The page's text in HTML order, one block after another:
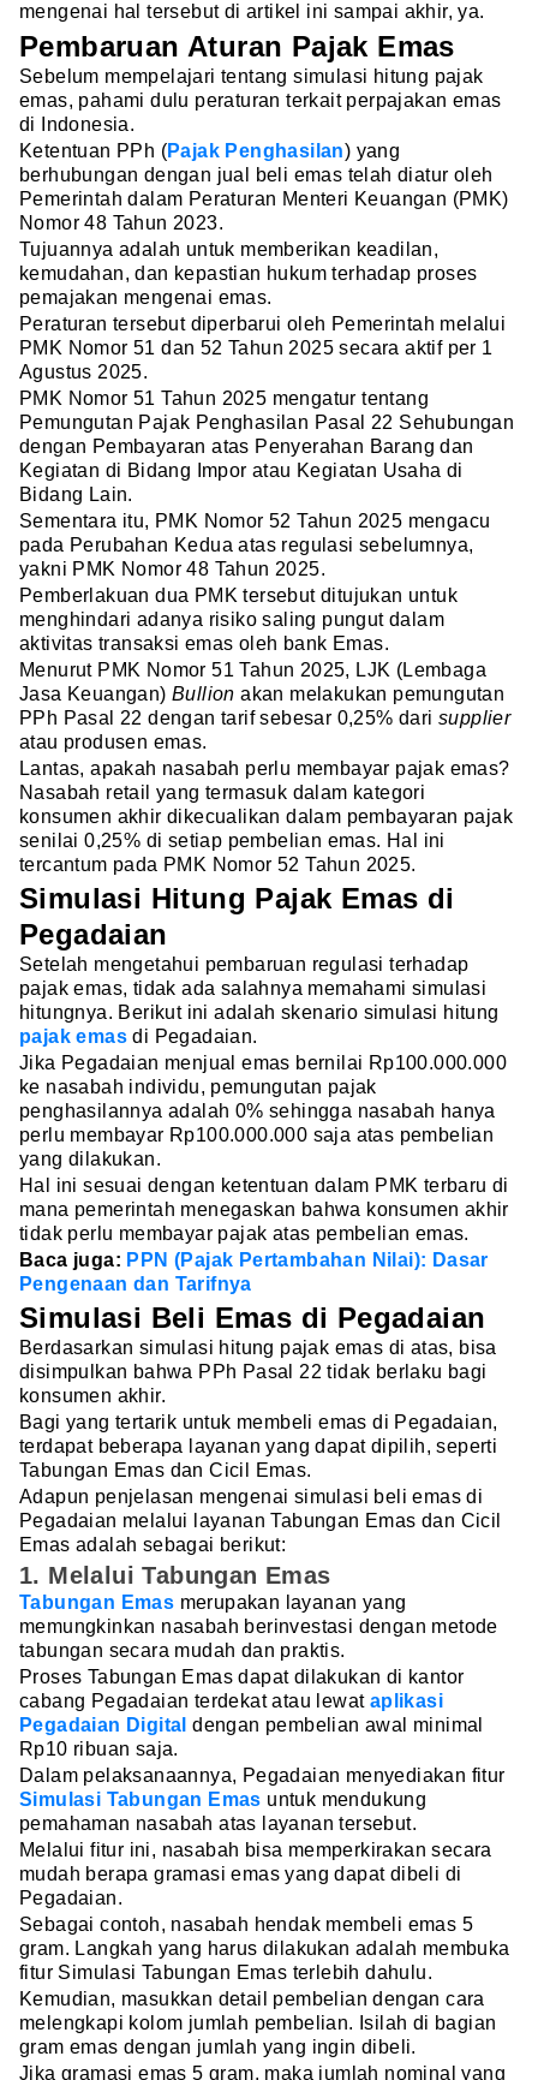
mengenai hal tersebut di artikel ini sampai akhir, ya.
Pembaruan Aturan Pajak Emas
Sebelum mempelajari tentang simulasi hitung pajak
emas, pahami dulu peraturan terkait perpajakan emas
di Indonesia.
Ketentuan PPh (Pajak Penghasilan) yang
berhubungan dengan jual beli emas telah diatur oleh
Pemerintah dalam Peraturan Menteri Keuangan (PMK)
Nomor 48 Tahun 2023.
Tujuannya adalah untuk memberikan keadilan,
kemudahan, dan kepastian hukum terhadap proses
pemajakan mengenai emas.
Peraturan tersebut diperbarui oleh Pemerintah melalui
PMK Nomor 51 dan 52 Tahun 2025 secara aktif per 1
Agustus 2025.
PMK Nomor 51 Tahun 2025 mengatur tentang
Pemungutan Pajak Penghasilan Pasal 22 Sehubungan
dengan Pembayaran atas Penyerahan Barang dan
Kegiatan di Bidang Impor atau Kegiatan Usaha di
Bidang Lain.
Sementara itu, PMK Nomor 52 Tahun 2025 mengacu
pada Perubahan Kedua atas regulasi sebelumnya,
yakni PMK Nomor 48 Tahun 2025.
Pemberlakuan dua PMK tersebut ditujukan untuk
menghindari adanya risiko saling pungut dalam
aktivitas transaksi emas oleh bank Emas.
Menurut PMK Nomor 51 Tahun 2025, LJK (Lembaga
Jasa Keuangan)Bullion akan melakukan pemungutan
PPh Pasal 22 dengan tarif sebesar 0,25% dari supplier
atau produsen emas.
Lantas, apakah nasabah perlu membayar pajak emas?
Nasabah retail yang termasuk dalam kategori
konsumen akhir dikecualikan dalam pembayaran pajak
senilai 0,25% di setiap pembelian emas. Hal ini
tercantum pada PMK Nomor 52 Tahun 2025.
Simulasi Hitung Pajak Emas di
Pegadaian
Setelah mengetahui pembaruan regulasi terhadap
pajak emas, tidak ada salahnya memahami simulasi
hitungnya. Berikut ini adalah skenario simulasi hitung
pajak emas di Pegadaian.
Jika Pegadaian menjual emas bernilai Rp100.000.000
ke nasabah individu, pemungutan pajak
penghasilannya adalah 0% sehingga nasabah hanya
perlu membayar Rp100.000.000 saja atas pembelian
yang dilakukan.
Hal ini sesuai dengan ketentuan dalam PMK terbaru di
mana pemerintah menegaskan bahwa konsumen akhir
tidak perlu membayar pajak atas pembelian emas.
Baca juga: PPN (Pajak Pertambahan Nilai): Dasar
Pengenaan dan Tarifnya
Simulasi Beli Emas di Pegadaian
Berdasarkan simulasi hitung pajak emas di atas, bisa
disimpulkan bahwa PPh Pasal 22 tidak berlaku bagi
konsumen akhir.
Bagi yang tertarik untuk membeli emas di Pegadaian,
terdapat beberapa layanan yang dapat dipilih, seperti
Tabungan Emas dan Cicil Emas.
Adapun penjelasan mengenai simulasi beli emas di
Pegadaian melalui layanan Tabungan Emas dan Cicil
Emas adalah sebagai berikut:
1. Melalui Tabungan Emas
Tabungan Emas merupakan layanan yang
memungkinkan nasabah berinvestasi dengan metode
tabungan secara mudah dan praktis.
Proses Tabungan Emas dapat dilakukan di kantor
cabang Pegadaian terdekat atau lewat aplikasi
Pegadaian Digital dengan pembelian awal minimal
Rp10 ribuan saja.
Dalam pelaksanaannya, Pegadaian menyediakan fitur
Simulasi Tabungan Emas untuk mendukung
pemahaman nasabah atas layanan tersebut.
Melalui fitur ini, nasabah bisa memperkirakan secara
mudah berapa gramasi emas yang dapat dibeli di
Pegadaian.
Sebagai contoh, nasabah hendak membeli emas 5
gram. Langkah yang harus dilakukan adalah membuka
fitur Simulasi Tabungan Emas terlebih dahulu.
Kemudian, masukkan detail pembelian dengan cara
melengkapi kolom jumlah pembelian. Isilah di bagian
gram emas dengan jumlah yang ingin dibeli.
Jika gramasi emas 5 gram, maka jumlah nominal yang